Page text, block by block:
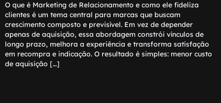
O que é Marketing de Relacionamento e como ele fideliza
clientes é um tema central para marcas que buscam
crescimento composto e previsível. Em vez de depender
apenas de aquisição, essa abordagem constrói vínculos de
longo prazo, melhora a experiência e transforma satisfação
em recompra e indicação. O resultado é simples: menor custo
de aquisição […]